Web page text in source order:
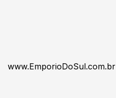
www.EmporioDoSul.com.br